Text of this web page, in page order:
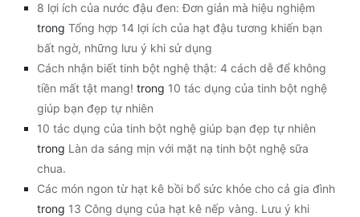
8 lợi ích của nước đậu đen: Đơn giản mà hiệu nghiệm
trong Tổng hợp 14 lợi ích của hạt đậu tương khiến bạn
bất ngờ, những lưu ý khi sử dụng
Cách nhận biết tinh bột nghệ thật: 4 cách dễ để không
tiền mất tật mang! trong 10 tác dụng của tinh bột nghệ
giúp bạn đẹp tự nhiên
10 tác dụng của tinh bột nghệ giúp bạn đẹp tự nhiên
trong Làn da sáng mịn với mặt nạ tinh bột nghệ sữa
chua.
Các món ngon từ hạt kê bồi bổ sức khỏe cho cả gia đình
trong 13 Công dụng của hạt kê nếp vàng. Lưu ý khi